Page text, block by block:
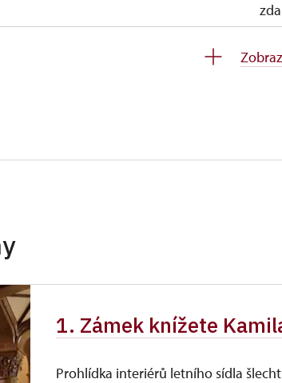
1. Zámek knížete
Prohlídka interiérů letního sídla